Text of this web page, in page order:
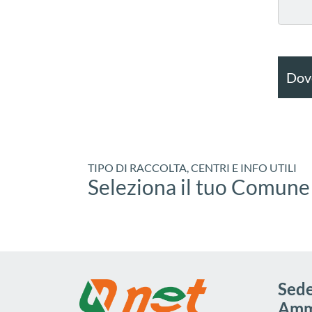
TIPO DI RACCOLTA, CENTRI E INFO UTILI
Seleziona il tuo Comune